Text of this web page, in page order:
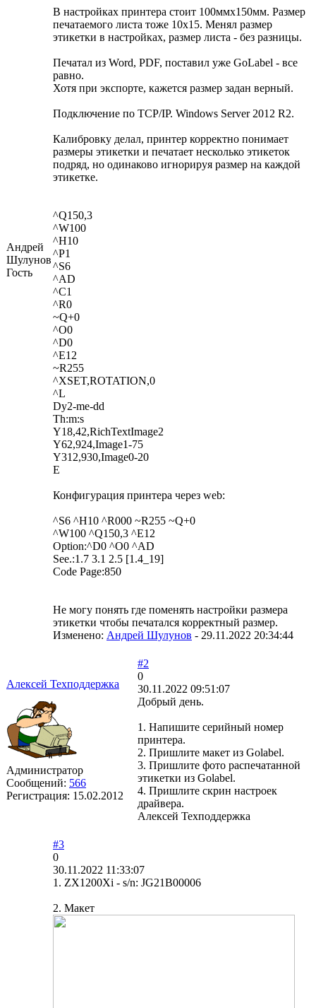
Андрей
Шулунов
Гость
В настройках принтера стоит 100ммх150мм. Размер
печатаемого листа тоже 10х15. Менял размер
этикетки в настройках, размер листа - без разницы.
Печатал из Word, PDF, поставил уже GoLabel - все
равно.
Хотя при экспорте, кажется размер задан верный.
Подключение по TCP/IP. Windows Server 2012 R2.
Калибровку делал, принтер корректно понимает
размеры этикетки и печатает несколько этикеток
подряд, но одинаково игнорируя размер на каждой
этикетке.
^Q150,3
^W100
^H10
^P1
^S6
^AD
^C1
^R0
~Q+0
^O0
^D0
^E12
~R255
^XSET,ROTATION,0
^L
Dy2-me-dd
Th:m:s
Y18,42,RichTextImage2
Y62,924,Image1-75
Y312,930,Image0-20
E
Конфигурация принтера через web:
^S6 ^H10 ^R000 ~R255 ~Q+0
^W100 ^Q150,3 ^E12
Option:^D0 ^O0 ^AD
See.:1.7 3.1 2.5 [1.4_19]
Code Page:850
Не могу понять где поменять настройки размера
этикетки чтобы печатался корректный размер.
Изменено: Андрей Шулунов - 29.11.2022 20:34:44
Алексей Техподдержка
Администратор
Сообщений: 566
Регистрация: 15.02.2012
#2
0
30.11.2022 09:51:07
Добрый день.
1. Напишите серийный номер
принтера.
2. Пришлите макет из Golabel.
3. Пришлите фото распечатанной
этикетки из Golabel.
4. Пришлите скрин настроек
драйвера.
Алексей Техподдержка
#3
0
30.11.2022 11:33:07
1. ZX1200Xi - s/n: JG21B00006
2. Макет